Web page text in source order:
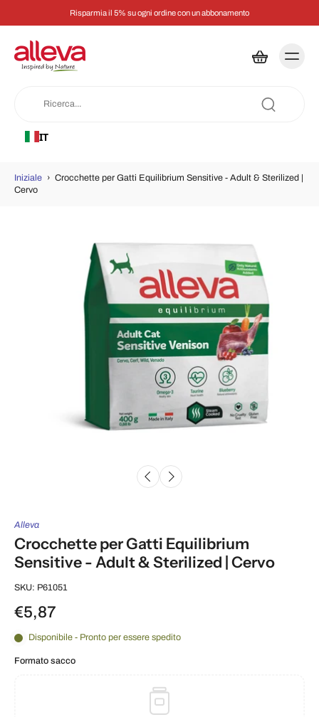
Risparmia il 5% su ogni ordine con un abbonamento
IT
Iniziale › Crocchette per Gatti Equilibrium Sensitive - Adult & Sterilized |
Cervo
Alleva
Crocchette per Gatti Equilibrium
Sensitive - Adult & Sterilized | Cervo
SKU: P61051
€5,87
Disponibile - Pronto per essere spedito
Formato sacco